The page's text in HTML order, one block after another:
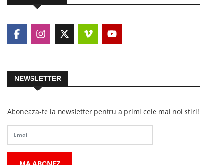
NEWSLETTER
Aboneaza-te la newsletter pentru a primi cele mai noi stiri!